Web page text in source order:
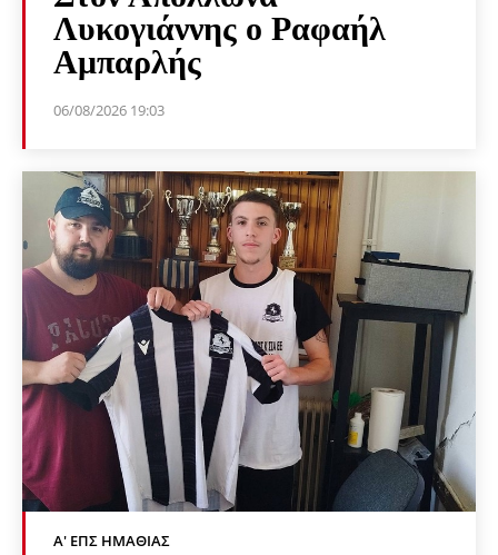
Λυκογιάννης ο Ραφαήλ
Αμπαρλής
06/08/2026 19:03
Α' ΕΠΣ ΗΜΑΘΊΑΣ